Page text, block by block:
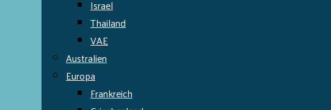
Israel
Thailand
VAE
Australien
Europa
Frankreich